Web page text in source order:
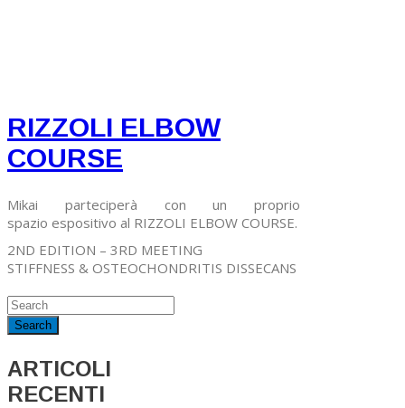
RIZZOLI ELBOW
COURSE
Mikai parteciperà con un proprio
spazio espositivo al RIZZOLI ELBOW COURSE.
2ND EDITION – 3RD MEETING
STIFFNESS & OSTEOCHONDRITIS DISSECANS
ARTICOLI
RECENTI